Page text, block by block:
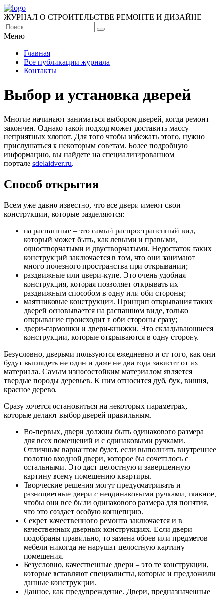
ЖУРНАЛ О СТРОИТЕЛЬСТВЕ РЕМОНТЕ И ДИЗАЙНЕ
Меню
Главная
Все публикации журнала
Контакты
Выбор и установка дверей
Многие начинают заниматься выбором дверей, когда ремонт
закончен. Однако такой подход может доставить массу
неприятных хлопот. Для того чтобы избежать этого, нужно
прислушаться к некоторым советам. Более подробную
информацию, вы найдете на специализированном
портале sdelaidver.ru.
Способ открытия
Всем уже давно известно, что все двери имеют свои
конструкции, которые разделяются:
на распашные – это самый распространенный вид,
который может быть, как левыми и правыми,
одностворчатыми и двустворчатыми. Недостаток таких
конструкций заключается в том, что они занимают
много полезного пространства при открывании;
раздвижные или двери-купе. Это очень удобная
конструкция, которая позволяет открывать их
раздвижным способом в одну или оби стороны;
маятниковые конструкции. Принцип открывания таких
дверей основывается на распашном виде, только
открывание происходит в оби стороны сразу;
двери-гармошки и двери-книжки. Это складывающиеся
конструкции, которые открываются в одну сторону.
Безусловно, дверьми пользуются ежедневно и от того, как они
будут выглядеть не один и даже не два года зависит от их
материала. Самым износостойким материалом является
твердые породы деревьев. К ним относится дуб, бук, вишня,
красное дерево.
Сразу хочется остановиться на некоторых параметрах,
которые делают выбор дверей правильным.
Во-первых, двери должны быть одинакового размера
для всех помещений и с одинаковыми ручками.
Отличным вариантом будет, если выполнить внутреннее
полотно входной двери, которое бы сочеталось с
остальными. Это даст целостную и завершенную
картину всему помещению квартиры.
Творческие решения могут предусматривать и
разноцветные двери с неодинаковыми ручками, главное,
чтобы они все были одинакового размера для понятия,
что это создает особую концепцию.
Секрет качественного ремонта заключается и в
качественных дверных конструкциях. Если двери
подобраны правильно, то замена обоев или предметов
мебели никогда не нарушат целостную картину
помещения.
Безусловно, качественные двери – это те конструкции,
которые вставляют специалисты, которые и предложили
данные конструкции.
Данное, как предупреждение. Двери, предназначенные